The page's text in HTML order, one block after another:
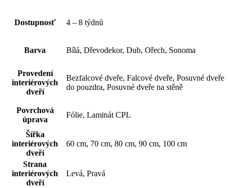
Dostupnosť 4 – 8 týdnů
Barva Bílá, Dřevodekor, Dub, Ořech, Sonoma
Provedení
interiérových
dveří
Bezfalcové dveře, Falcové dveře, Posuvné dveře
do pouzdra, Posuvné dveře na stěně
Povrchová
úprava
Fólie, Laminát CPL
Šířka
interiérových
dveří
60 cm, 70 cm, 80 cm, 90 cm, 100 cm
Strana
interiérových
dveří
Levá, Pravá